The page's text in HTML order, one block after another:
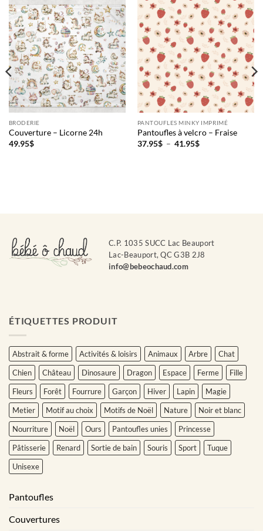
BRODERIE
Couverture – Licorne 24h
49.95$
PANTOUFLES MINKY IMPRIMÉ
Pantoufles à velcro – Fraise
37.95$ – 41.95$Plage
C.P. 1035 SUCC Lac Beauport
Lac-Beauport, QC G3B 2J8
info@bebeochaud.com
ÉTIQUETTES PRODUIT
Abstrait & forme Activités & loisirs Animaux Arbre
Chat
Chien
Château Dinosaure Dragon Espace Ferme
Fille
Fleurs
Forêt Fourrure Garçon Hiver Lapin
Magie
Metier
Motif au choix Motifs de Noël Nature
Noir et blanc
Nourriture
Noël Ours Pantoufles unies
Princesse
Pâtisserie
Renard Sortie de bain Souris Sport
Tuque
Unisexe
Pantoufles
Couvertures